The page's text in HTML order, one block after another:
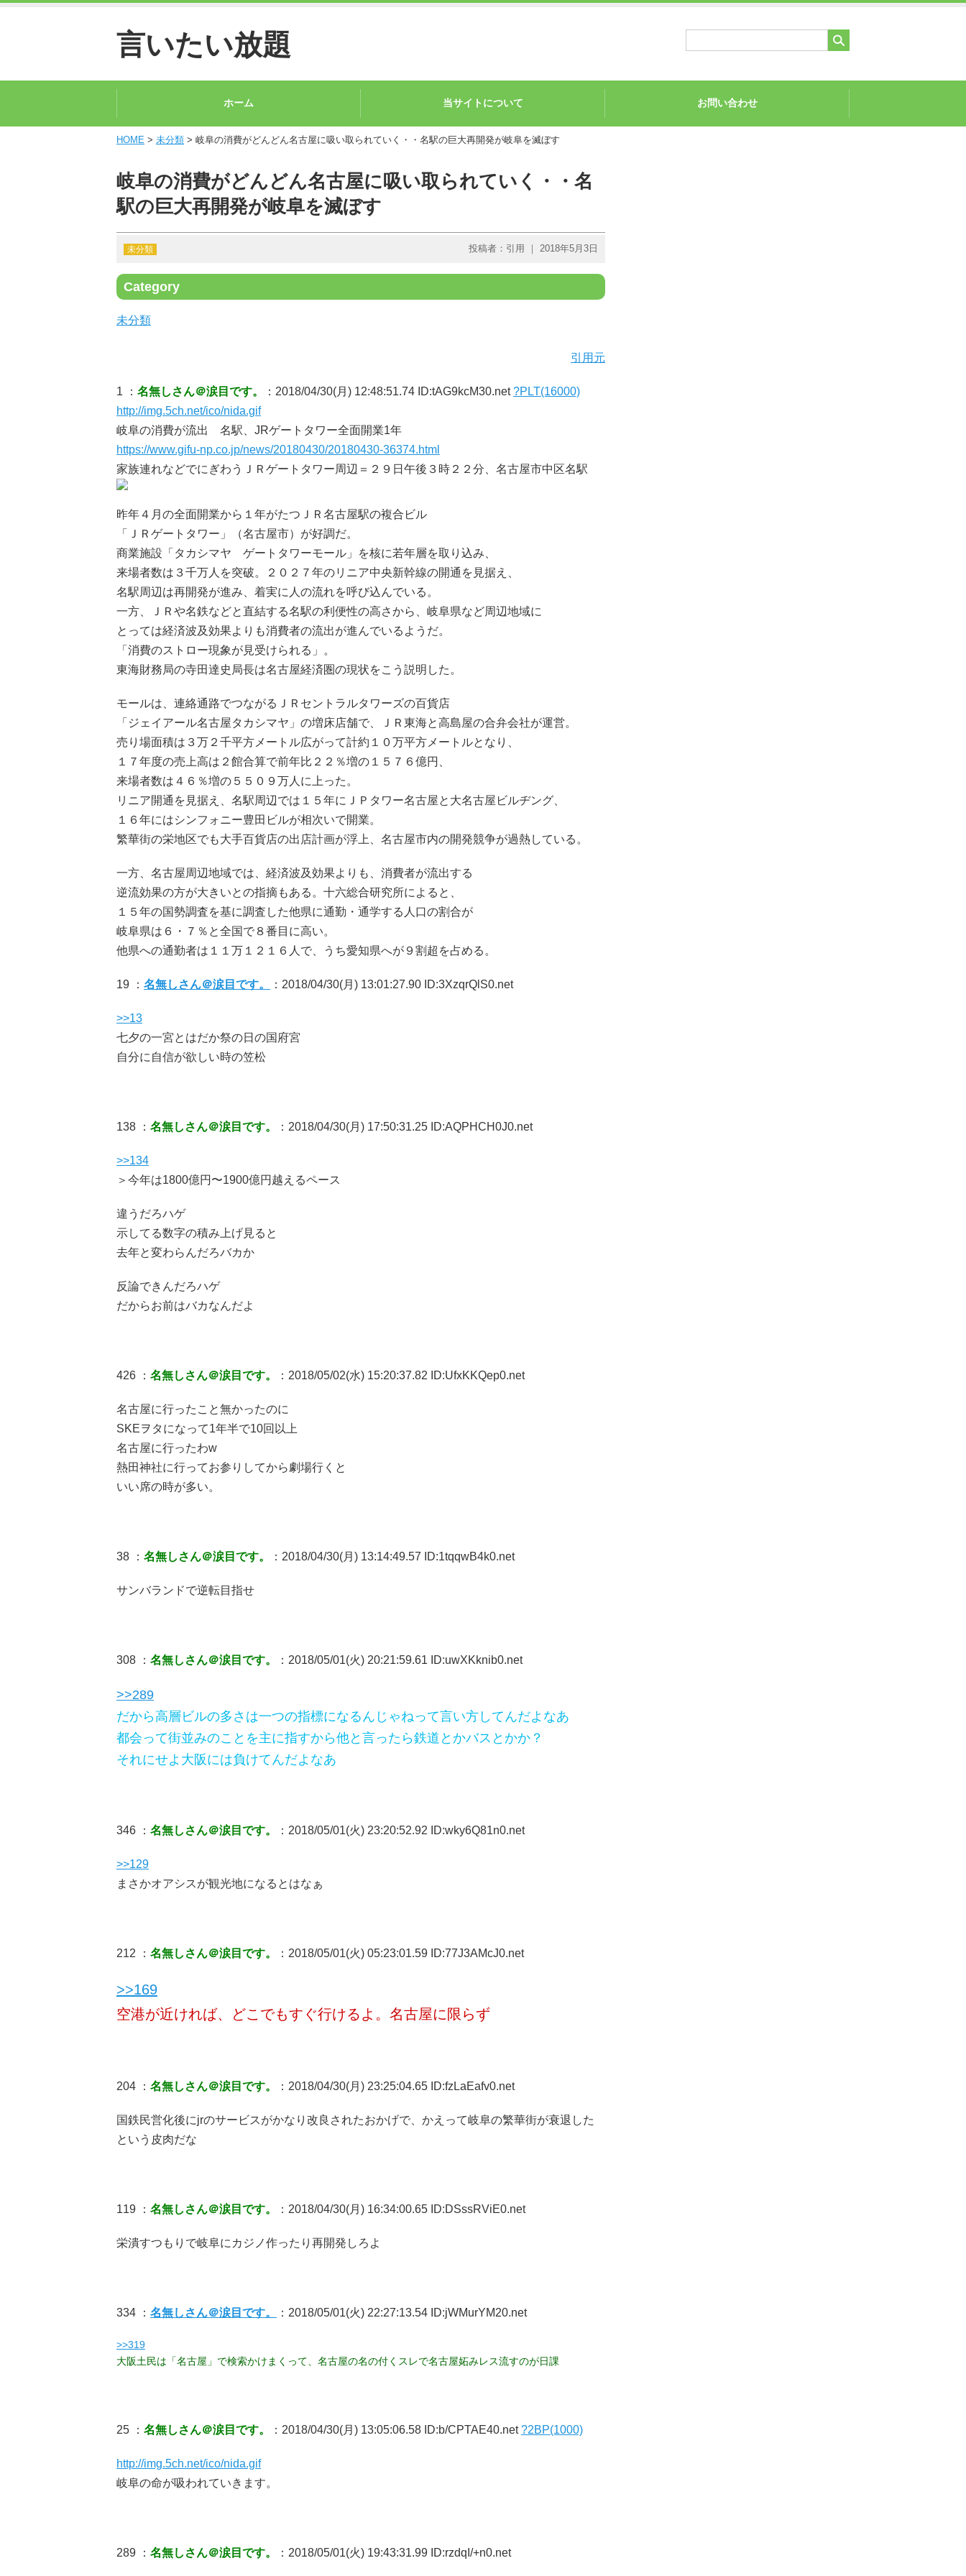
言いたい放題
ホーム 当サイトについて お問い合わせ
HOME > 未分類 > 岐阜の消費がどんどん名古屋に吸い取られていく・・名駅の巨大再開発が岐阜を滅ぼす
岐阜の消費がどんどん名古屋に吸い取られていく・・名
駅の巨大再開発が岐阜を滅ぼす
未分類 投稿者：引用 ｜ 2018年5月3日
Category
未分類
引用元
1 ： 名無しさん＠涙目です。 ：2018/04/30(月) 12:48:51.74 ID:tAG9kcM30.net?PLT(16000)
http://img.5ch.net/ico/nida.gif
岐阜の消費が流出 名駅、JRゲートタワー全面開業1年
https://www.gifu-np.co.jp/news/20180430/20180430-36374.html
家族連れなどでにぎわうＪＲゲートタワー周辺＝２９日午後３時２２分、名古屋市中区名駅
昨年４月の全面開業から１年がたつＪＲ名古屋駅の複合ビル
「ＪＲゲートタワー」（名古屋市）が好調だ。
商業施設「タカシマヤ ゲートタワーモール」を核に若年層を取り込み、
来場者数は３千万人を突破。２０２７年のリニア中央新幹線の開通を見据え、
名駅周辺は再開発が進み、着実に人の流れを呼び込んでいる。
一方、ＪＲや名鉄などと直結する名駅の利便性の高さから、岐阜県など周辺地域に
とっては経済波及効果よりも消費者の流出が進んでいるようだ。
「消費のストロー現象が見受けられる」。
東海財務局の寺田達史局長は名古屋経済圏の現状をこう説明した。
モールは、連絡通路でつながるＪＲセントラルタワーズの百貨店
「ジェイアール名古屋タカシマヤ」の増床店舗で、ＪＲ東海と高島屋の合弁会社が運営。
売り場面積は３万２千平方メートル広がって計約１０万平方メートルとなり、
１７年度の売上高は２館合算で前年比２２％増の１５７６億円、
来場者数は４６％増の５５０９万人に上った。
リニア開通を見据え、名駅周辺では１５年にＪＰタワー名古屋と大名古屋ビルヂング、
１６年にはシンフォニー豊田ビルが相次いで開業。
繁華街の栄地区でも大手百貨店の出店計画が浮上、名古屋市内の開発競争が過熱している。
一方、名古屋周辺地域では、経済波及効果よりも、消費者が流出する
逆流効果の方が大きいとの指摘もある。十六総合研究所によると、
１５年の国勢調査を基に調査した他県に通勤・通学する人口の割合が
岐阜県は６・７％と全国で８番目に高い。
他県への通勤者は１１万１２１６人で、うち愛知県へが９割超を占める。
19 ： 名無しさん＠涙目です。 ：2018/04/30(月) 13:01:27.90 ID:3XzqrQlS0.net
>>13
七夕の一宮とはだか祭の日の国府宮
自分に自信が欲しい時の笠松
138 ： 名無しさん＠涙目です。 ：2018/04/30(月) 17:50:31.25 ID:AQPHCH0J0.net
>>134
＞今年は1800億円〜1900億円越えるペース
違うだろハゲ
示してる数字の積み上げ見ると
去年と変わらんだろバカか
反論できんだろハゲ
だからお前はバカなんだよ
426 ： 名無しさん＠涙目です。 ：2018/05/02(水) 15:20:37.82 ID:UfxKKQep0.net
名古屋に行ったこと無かったのに
SKEヲタになって1年半で10回以上
名古屋に行ったわw
熱田神社に行ってお参りしてから劇場行くと
いい席の時が多い。
38 ： 名無しさん＠涙目です。 ：2018/04/30(月) 13:14:49.57 ID:1tqqwB4k0.net
サンバランドで逆転目指せ
308 ： 名無しさん＠涙目です。 ：2018/05/01(火) 20:21:59.61 ID:uwXKknib0.net
>>289
だから高層ビルの多さは一つの指標になるんじゃねって言い方してんだよなあ
都会って街並みのことを主に指すから他と言ったら鉄道とかバスとかか？
それにせよ大阪には負けてんだよなあ
346 ： 名無しさん＠涙目です。 ：2018/05/01(火) 23:20:52.92 ID:wky6Q81n0.net
>>129
まさかオアシスが観光地になるとはなぁ
212 ： 名無しさん＠涙目です。 ：2018/05/01(火) 05:23:01.59 ID:77J3AMcJ0.net
>>169
空港が近ければ、どこでもすぐ行けるよ。名古屋に限らず
204 ： 名無しさん＠涙目です。 ：2018/04/30(月) 23:25:04.65 ID:fzLaEafv0.net
国鉄民営化後にjrのサービスがかなり改良されたおかげで、かえって岐阜の繁華街が衰退した
という皮肉だな
119 ： 名無しさん＠涙目です。 ：2018/04/30(月) 16:34:00.65 ID:DSssRViE0.net
栄潰すつもりで岐阜にカジノ作ったり再開発しろよ
334 ： 名無しさん＠涙目です。 ：2018/05/01(火) 22:27:13.54 ID:jWMurYM20.net
>>319
大阪土民は「名古屋」で検索かけまくって、名古屋の名の付くスレで名古屋妬みレス流すのが日課
25 ： 名無しさん＠涙目です。 ：2018/04/30(月) 13:05:06.58 ID:b/CPTAE40.net?2BP(1000)
http://img.5ch.net/ico/nida.gif
岐阜の命が吸われていきます。
289 ： 名無しさん＠涙目です。 ：2018/05/01(火) 19:43:31.99 ID:rzdqI/+n0.net